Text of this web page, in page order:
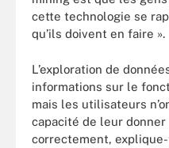
cette technologie se
qu’ils doivent en faire ».
L’exploration de
informations sur le
mais les utilisateurs
capacité de leur
correctement,